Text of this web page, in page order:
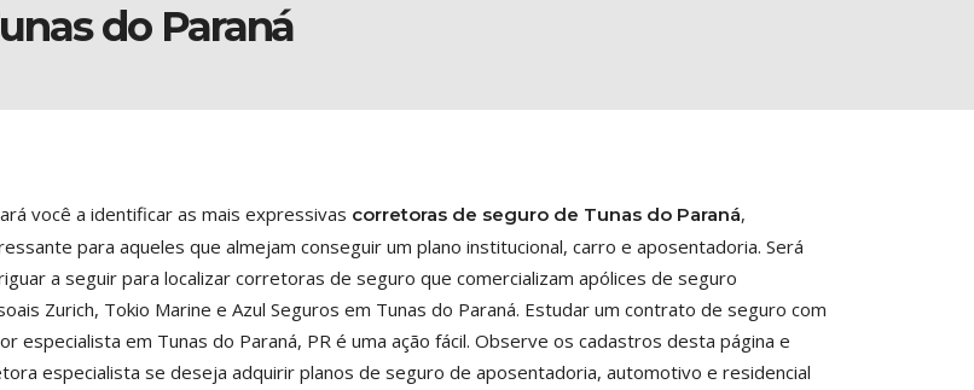
do Paraná
você a identificar as mais expressivas corretoras de seguro de Tunas do Paraná,
para aqueles que almejam conseguir um plano institucional, carro e aposentadoria. Será
a seguir para localizar corretoras de seguro que comercializam apólices de seguro
Zurich, Tokio Marine e Azul Seguros em Tunas do Paraná. Estudar um contrato de seguro com
especialista em Tunas do Paraná, PR é uma ação fácil. Observe os cadastros desta página e
especialista se deseja adquirir planos de seguro de aposentadoria, automotivo e residencial